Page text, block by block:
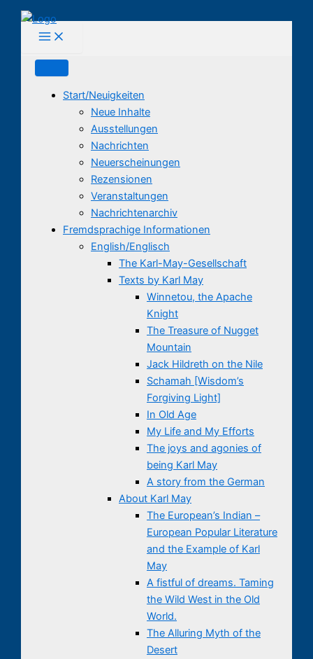
Inhalt
springen
Start/Neuigkeiten
Neue Inhalte
Ausstellungen
Nachrichten
Neuerscheinungen
Rezensionen
Veranstaltungen
Nachrichtenarchiv
Fremdsprachige Informationen
English/Englisch
The Karl-May-Gesellschaft
Texts by Karl May
Winnetou, the Apache
Knight
The Treasure of Nugget
Mountain
Jack Hildreth on the Nile
Schamah [Wisdom’s
Forgiving Light]
In Old Age
My Life and My Efforts
The joys and agonies of
being Karl May
A story from the German
About Karl May
The European’s Indian –
European Popular Literature
and the Example of Karl
May
A fistful of dreams. Taming
the Wild West in the Old
World.
The Alluring Myth of the
Desert